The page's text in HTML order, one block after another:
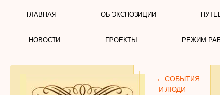
ГЛАВНАЯ ОБ ЭКСПОЗИЦИИ
НОВОСТИ ПРОЕКТЫ РЕЖИМ
← СОБЫТИЯ
И ЛЮДИ